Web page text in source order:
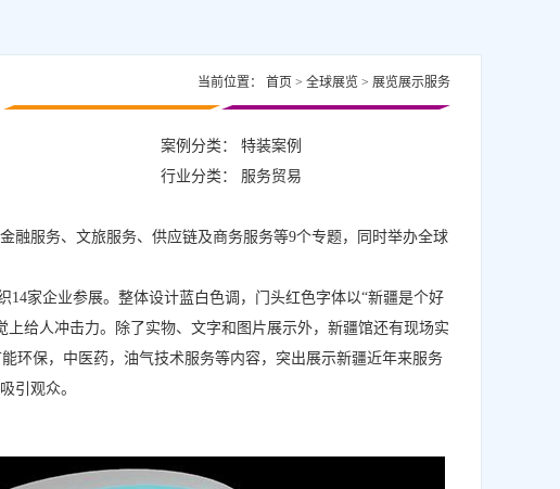
当前位置： 首页 > 全球展览 > 展览展示服务
案例分类： 特装案例
行业分类： 服务贸易
融服务、文旅服务、供应链及商务服务等9个专题，同时举办全球
家企业参展。整体设计蓝白色调，门头红色字体以“新疆是个好
给人冲击力。除了实物、文字和图片展示外，新疆馆还有现场实
环保，中医药，油气技术服务等内容，突出展示新疆近年来服务
引观众。